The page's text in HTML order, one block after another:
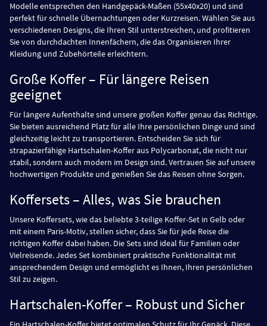
Modelle entsprechen den Handgepäck-Maßen (55x40x20) und sind
perfekt für schnelle Übernachtungen oder Kurzreisen. Wählen Sie aus
verschiedenen Designs, die Ihren Stil unterstreichen, und profitieren
Sie von durchdachten Innenfächern, die das Organisieren Ihrer
Kleidung und Zubehörteile erleichtern.
Große Koffer – Für längere Reisen
geeignet
Für längere Aufenthalte sind unsere großen Koffer genau das Richtige.
Sie bieten ausreichend Platz für alle Ihre persönlichen Dinge und sind
gleichzeitig leicht zu transportieren. Entscheiden Sie sich für
strapazierfähige Hartschalen-Koffer aus Polycarbonat, die nicht nur
stabil, sondern auch modern im Design sind. Vertrauen Sie auf unsere
hochwertigen Produkte und genießen Sie das Reisen ohne Sorgen.
Koffersets – Alles, was Sie brauchen
Unsere Koffersets, wie das beliebte 3-teilige Koffer-Set in Gelb oder
mit einem Paris-Motiv, stellen sicher, dass Sie für jede Reise die
richtigen Koffer dabei haben. Die Sets sind ideal für Familien oder
Vielreisende. Jedes Set kombiniert praktische Funktionalität mit
ansprechendem Design und ermöglicht es Ihnen, Ihren persönlichen
Stil zu zeigen.
Hartschalen-Koffer – Robust und Sicher